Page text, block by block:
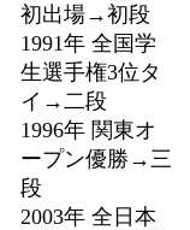
初出場→初段
1991年 全国学
生選手権3位タ
イ→二段
1996年 関東オ
ープン優勝→三
段
2003年 全日本